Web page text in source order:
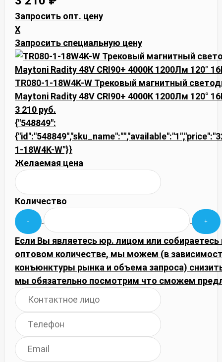
Запросить опт. цену
X
Запросить специальную цену
TR080-1-18W4K-W Трековый магнитный
Maytoni Radity 48V CRI90+ 4000К 1200Лм 120°
3 210 руб.
{"548849":
1-18W4K-W"}}
Желаемая цена
Количество
Если Вы являетесь юр. лицом или собираетесь
оптовом количестве, мы можем (в
конъюнктуры рынка и объема запроса)
мы обязательно посмотрим что сможем